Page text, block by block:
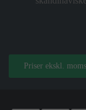
Priser ekskl. moms